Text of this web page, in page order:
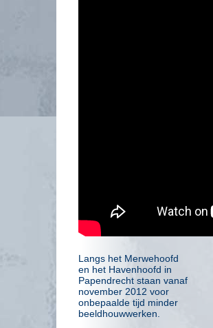
Langs het Merwehoofd
en het Havenhoofd in
Papendrecht staan vanaf
november 2012 voor
onbepaalde tijd minder
beeldhouwwerken.